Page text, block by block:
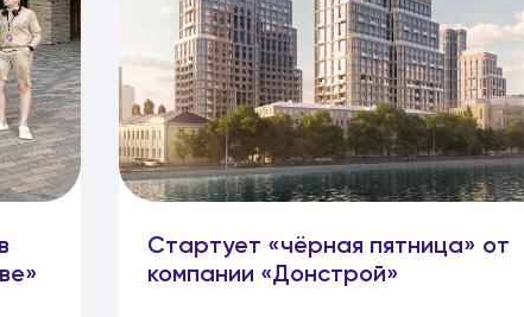
Стартует «чёрная пятница» от
компании «Донстрой»